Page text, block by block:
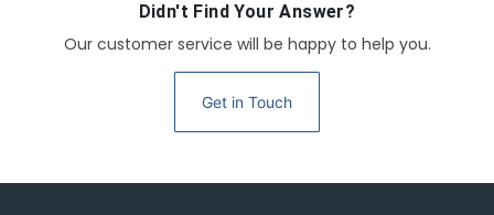
Didn't Find Your Answer?
Our customer service will be happy to help you.
Get in Touch